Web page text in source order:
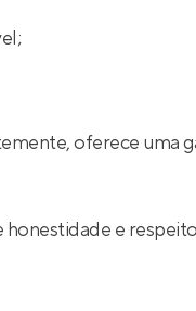
oferece uma
e